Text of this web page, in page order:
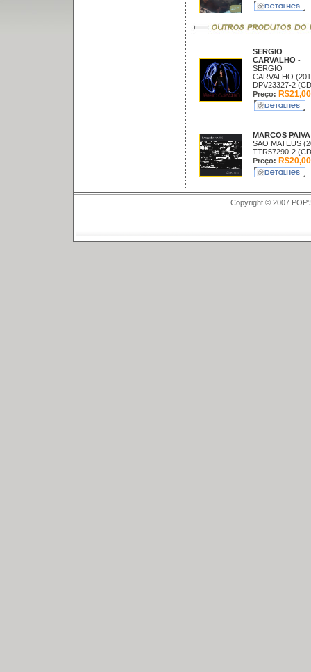
SERGIO
CARVALHO -
SERGIO
CARVALHO
DPV23327-2
Preço: R$21,00
MARCOS
SAO MATEUS
TTR57290-2
Preço: R$20,00
Copyright © 2007